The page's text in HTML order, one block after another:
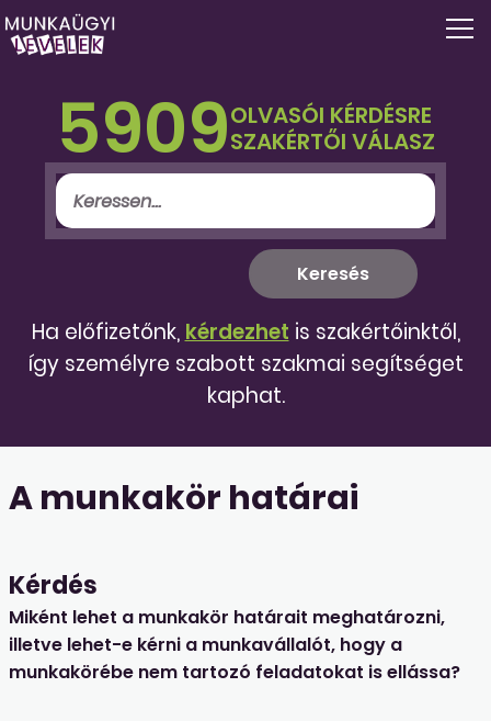
5909OLVASÓI KÉRDÉSRE
SZAKÉRTŐI VÁLASZ
Ha előfizetőnk, kérdezhet is szakértőinktől,
így személyre szabott szakmai segítséget
kaphat.
A munkakör határai
Kérdés
Miként lehet a munkakör határait meghatározni,
illetve lehet-e kérni a munkavállalót, hogy a
munkakörébe nem tartozó feladatokat is ellássa?